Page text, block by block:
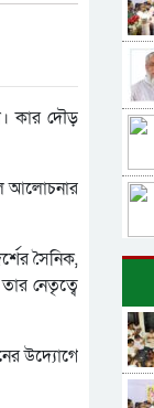
কার দৌড়
আলোচনার
সৈনিক,
নেতৃত্বে
উদ্যোগে